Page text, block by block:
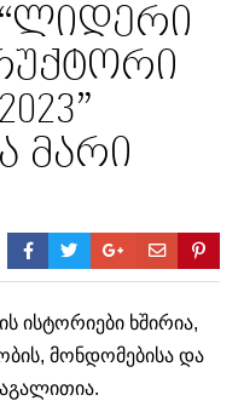
“ლიდერი
მარი
ისტორიები ხშირია,
მონდომებისა და